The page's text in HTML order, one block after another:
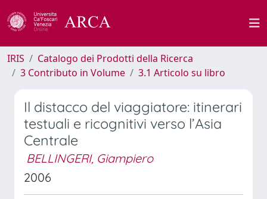
IRIS
Catalogo dei Prodotti della Ricerca
3 Contributo in Volume
3.1 Articolo su libro
Il distacco del viaggiatore: itinerari
testuali e ricognitivi verso l’Asia
Centrale
BELLINGERI, Giampiero
2006